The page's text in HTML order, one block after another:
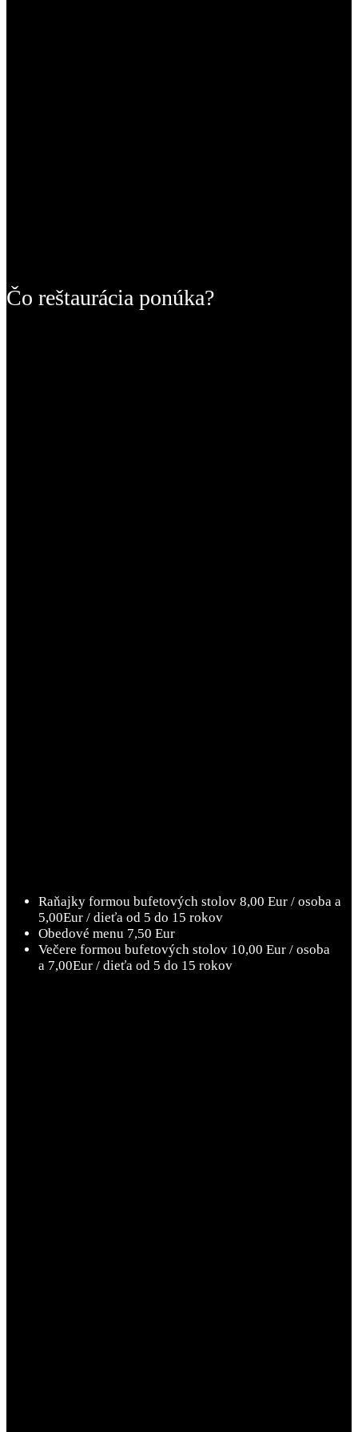
Čo reštaurácia ponúka?
Raňajky formou bufetových stolov 8,00 Eur / osoba a
5,00Eur / dieťa od 5 do 15 rokov
Obedové menu 7,50 Eur
Večere formou bufetových stolov 10,00 Eur / osoba
a 7,00Eur / dieťa od 5 do 15 rokov